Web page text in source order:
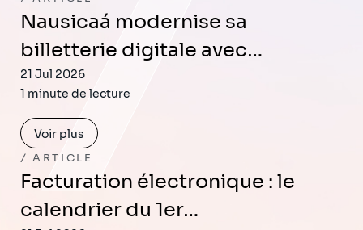
Nausicaá modernise sa
billetterie digitale avec…
21 Jul 2026
1 minute de lecture
Voir plus
ARTICLE
Facturation électronique : le
calendrier du 1er…